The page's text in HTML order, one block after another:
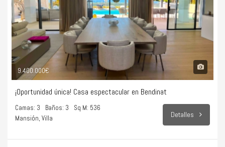
9.400.000€
¡Oportunidad única! Casa espectacular en Bendinat
Camas: 3 Baños: 3
Sq M: 536
Mansión, Villa
Detalles